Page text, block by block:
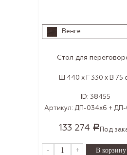
Венге
Стол для
Ш 440 x Г 330 x В 75
ID: 38455
Артикул: ДП-034х6 + ДП-
133 274 Р Под
- +